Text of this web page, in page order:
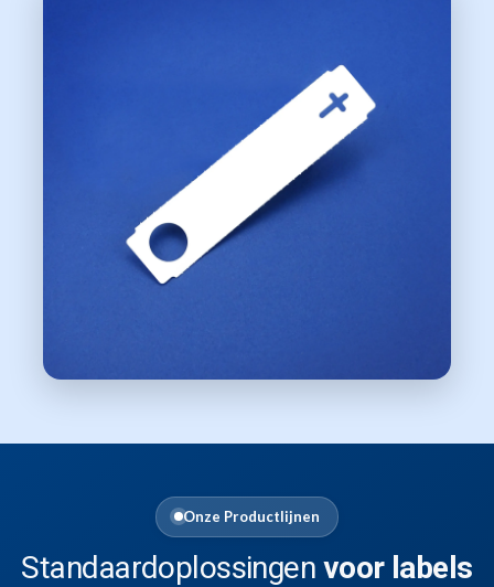
Onze Productlijnen
Standaardoplossingen voor labels